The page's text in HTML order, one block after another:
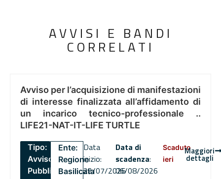
AVVISI E BANDI
CORRELATI
Avviso per l’acquisizione di manifestazioni
di interesse finalizzata all’affidamento di
un incarico tecnico-professionale ..
LIFE21-NAT-IT-LIFE TURTLE
Tipo:
Avviso
Pubblico
Ente:
Regione
Basilicata
Data
inizio:
22/07/2026
Data di
scadenza:
06/08/2026
Scaduto
ieri
Maggiori
dettagli